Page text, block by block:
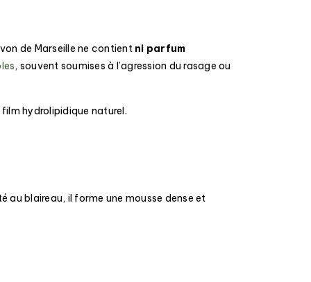
de Marseille ne contient ni parfum
, souvent soumises à l’agression du rasage ou
hydrolipidique naturel.
au blaireau, il forme une mousse dense et